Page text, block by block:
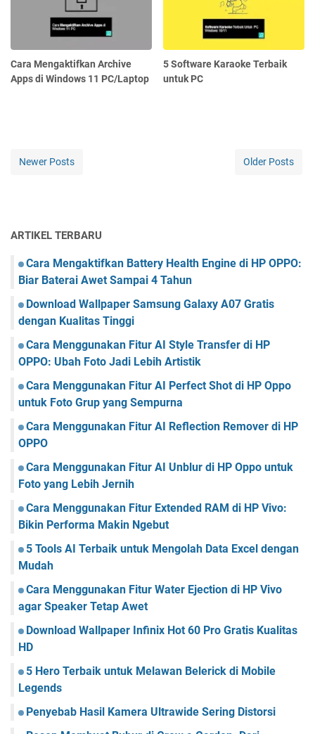
Cara Mengaktifkan Archive
Apps di Windows 11 PC/Laptop
5 Software Karaoke Terbaik
untuk PC
Newer Posts Older Posts
ARTIKEL TERBARU
Cara Mengaktifkan Battery Health Engine di HP OPPO:
Biar Baterai Awet Sampai 4 Tahun
Download Wallpaper Samsung Galaxy A07 Gratis
dengan Kualitas Tinggi
Cara Menggunakan Fitur AI Style Transfer di HP
OPPO: Ubah Foto Jadi Lebih Artistik
Cara Menggunakan Fitur AI Perfect Shot di HP Oppo
untuk Foto Grup yang Sempurna
Cara Menggunakan Fitur AI Reflection Remover di HP
OPPO
Cara Menggunakan Fitur AI Unblur di HP Oppo untuk
Foto yang Lebih Jernih
Cara Menggunakan Fitur Extended RAM di HP Vivo:
Bikin Performa Makin Ngebut
5 Tools AI Terbaik untuk Mengolah Data Excel dengan
Mudah
Cara Menggunakan Fitur Water Ejection di HP Vivo
agar Speaker Tetap Awet
Download Wallpaper Infinix Hot 60 Pro Gratis Kualitas
HD
5 Hero Terbaik untuk Melawan Belerick di Mobile
Legends
Penyebab Hasil Kamera Ultrawide Sering Distorsi